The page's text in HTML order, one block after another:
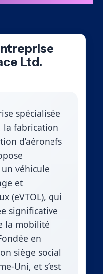
Ltd.
spécialisée
la fabrication
d’aéronefs
véhicule
et
(eVTOL), qui
significative
la mobilité
en
siège social
Uni, et s’est